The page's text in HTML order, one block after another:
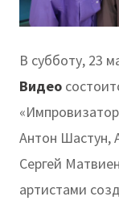
В субботу, 23
Видео
Антон Шастун,
Сергей
артистами